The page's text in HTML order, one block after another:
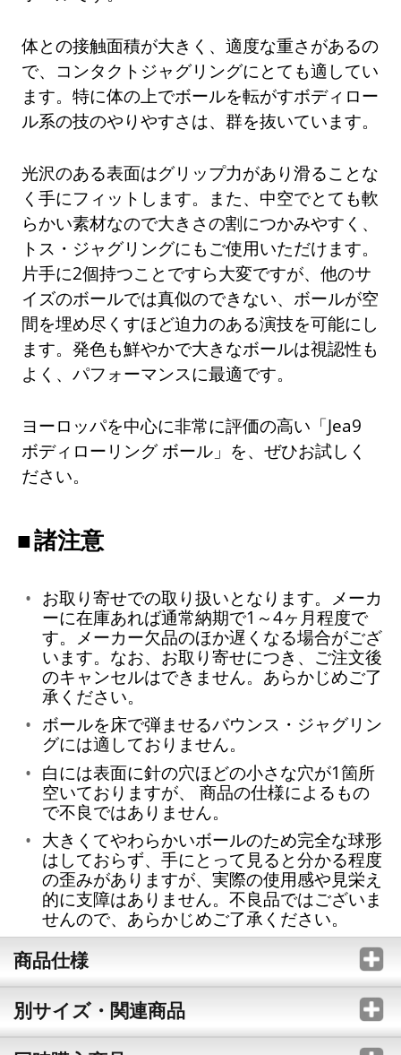
体との接触面積が大きく、適度な重さがあるの
で、コンタクトジャグリングにとても適してい
ます。特に体の上でボールを転がすボディロー
ル系の技のやりやすさは、群を抜いています。
光沢のある表面はグリップ力があり滑ることな
く手にフィットします。また、中空でとても軟
らかい素材なので大きさの割につかみやすく、
トス・ジャグリングにもご使用いただけます。
片手に2個持つことですら大変ですが、他のサ
イズのボールでは真似のできない、ボールが空
間を埋め尽くすほど迫力のある演技を可能にし
ます。発色も鮮やかで大きなボールは視認性も
よく、パフォーマンスに最適です。
ヨーロッパを中心に非常に評価の高い「Jea9
ボディローリング ボール」を、ぜひお試しく
ださい。
諸注意
お取り寄せでの取り扱いとなります。メーカ
ーに在庫あれば通常納期で1～4ヶ月程度で
す。メーカー欠品のほか遅くなる場合がござ
います。なお、お取り寄せにつき、ご注文後
のキャンセルはできません。あらかじめご了
承ください。
ボールを床で弾ませるバウンス・ジャグリン
グには適しておりません。
白には表面に針の穴ほどの小さな穴が1箇所
空いておりますが、 商品の仕様によるもの
で不良ではありません。
大きくてやわらかいボールのため完全な球形
はしておらず、手にとって見ると分かる程度
の歪みがありますが、実際の使用感や見栄え
的に支障はありません。不良品ではございま
せんので、あらかじめご了承ください。
商品仕様
別サイズ・関連商品